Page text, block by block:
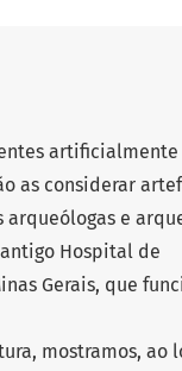
as considerar
e
Hospital de
Gerais, que
mostramos, ao